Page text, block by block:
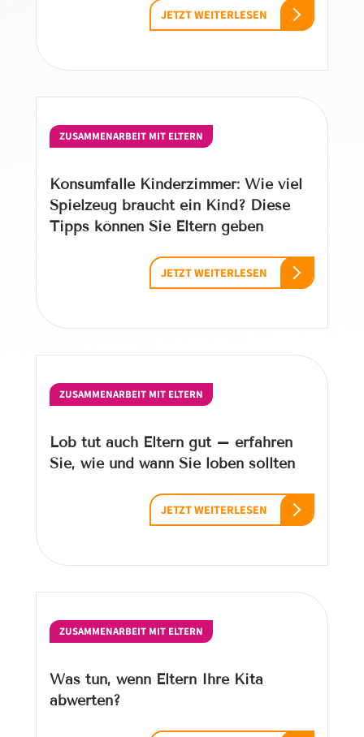
JETZT WEITERLESEN
ZUSAMMENARBEIT MIT ELTERN
Konsumfalle Kinderzimmer: Wie viel
Spielzeug braucht ein Kind? Diese
Tipps können Sie Eltern geben
JETZT WEITERLESEN
ZUSAMMENARBEIT MIT ELTERN
Lob tut auch Eltern gut – erfahren
Sie, wie und wann Sie loben sollten
JETZT WEITERLESEN
ZUSAMMENARBEIT MIT ELTERN
Was tun, wenn Eltern Ihre Kita
abwerten?